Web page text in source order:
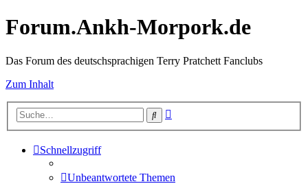
Forum.Ankh-Morpork.de
Das Forum des deutschsprachigen Terry Pratchett Fanclubs
Zum Inhalt
Suche
Schnellzugriff
Unbeantwortete Themen